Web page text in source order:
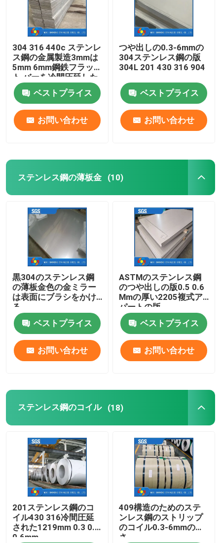
ホーム
製品
ビデオ
企業情報
品質管理
お問い合わせ
見積依頼
ステンレス鋼の金属製造
ステンレス鋼の薄板金
304 316 440c ステンレ
ス鋼の金属製造3mmは
5mm 6mm鋼鉄フラッ
ト バーを冷間圧延した
ベストプライス
お問い合わせ
つや出しの0.3-6mmの
304ステンレス鋼の版
304L 201 430 316 904
ベストプライス
お問い合わせ
ステンレス鋼の薄板金 (10)
黒304のステンレス鋼
の薄板金色の金ミラー
は表面にブラシをかけ
る
ベストプライス
お問い合わせ
ASTMのステンレス鋼
のつや出しの版0.5 0.6
Mmの厚い2205複式ア
パートの版
ベストプライス
お問い合わせ
ステンレス鋼のコイル (18)
201ステンレス鋼のコ
イル430 316冷間圧延
された1219mm 0.3 0.4
0.6mm
409構造のためのステ
ンレス鋼のストリップ
のコイル0.3-6mmの厚
さ